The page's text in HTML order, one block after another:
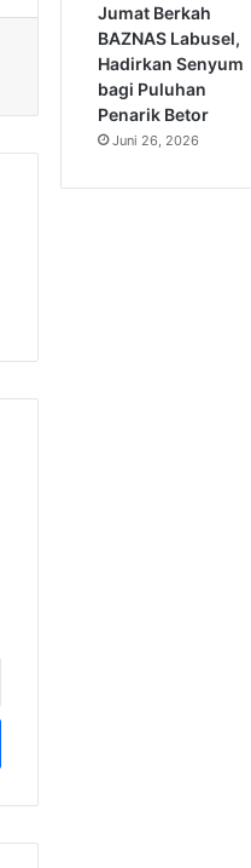
Jumat Berkah
BAZNAS Labusel,
Hadirkan Senyum
bagi Puluhan
Penarik Betor
Juni 26, 2026